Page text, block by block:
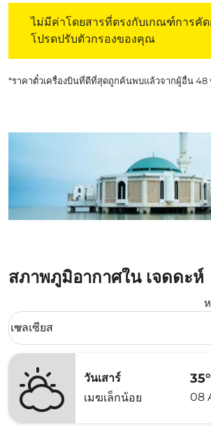
ไม่มีค่าโดยสารที่ตรงกับเกณฑ์การคั
โปรดปรับตัวกรองของคุณ
*ราคาตั๋วเครื่องบินที่ดีที่สุดถูกค้นพบแล้วจากผู้อื่น 48
สภาพภูมิอากาศใน เจดดะห์
Weather unit option เซลเซียส Selected
เซลเซียส
keyboard_arrow_down
วันเสาร์
เมฆเล็กน้อย
08